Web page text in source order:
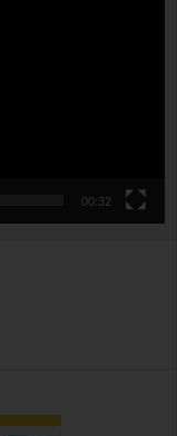
00:32